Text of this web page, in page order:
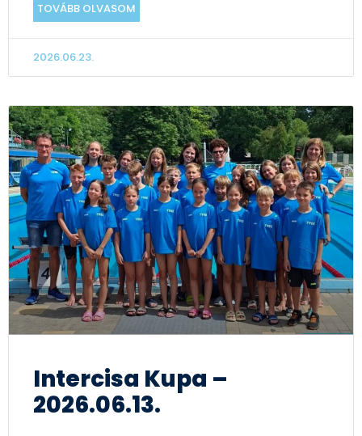
TOVÁBB OLVASOM
2026.06.23.
Intercisa Kupa –
2026.06.13.